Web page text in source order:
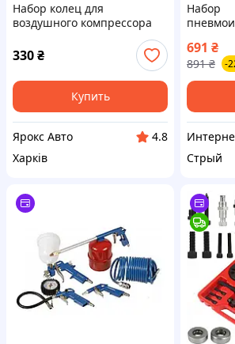
Набор колец для
воздушного компрессора
000049849
330₴
Купить
Ярокс Авто
4.8
Харків
Набор
набор
для
691 ₴
891 ₴ -
Стрый